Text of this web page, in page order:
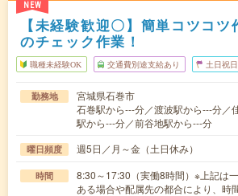
NEW
【未経験歓迎〇】簡単コツコ
のチェック作業！
職種未経験OK 交通費別途支給あり 土日祝
勤務地
宮城県石巻市
石巻駅から---分／渡波駅から---分／
駅から---分／前谷地駅から---分
曜日頻度 週5日／月～金（土日休み）
時間
8:30～17:30（実働8時間）※上記は
ある場合や配属先の都合により、時